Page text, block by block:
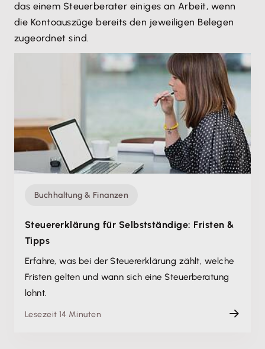
das einem Steuerberater einiges an Arbeit, wenn
die Kontoauszüge bereits den jeweiligen Belegen
zugeordnet sind.
Buchhaltung & Finanzen
Steuererklärung für Selbstständige: Fristen &
Tipps
Erfahre, was bei der Steuererklärung zählt, welche
Fristen gelten und wann sich eine Steuerberatung
lohnt.
Lesezeit 14 Minuten